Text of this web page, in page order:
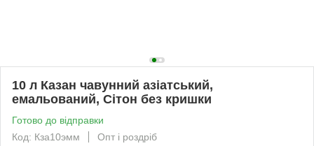
10 л Казан чавунний азіатський,
емальований, Сітон без кришки
Готово до відправки
Код: Кза10эмм
Опт і роздріб